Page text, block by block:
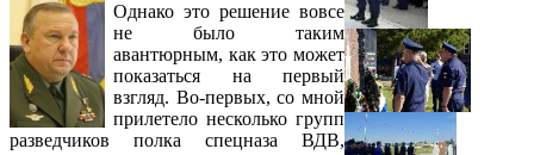
Однако это решение вовсе
не было таким
авантюрным, как это может
показаться на первый
взгляд. Во-первых, со мной
прилетело несколько групп
разведчиков полка спецназа ВДВ,